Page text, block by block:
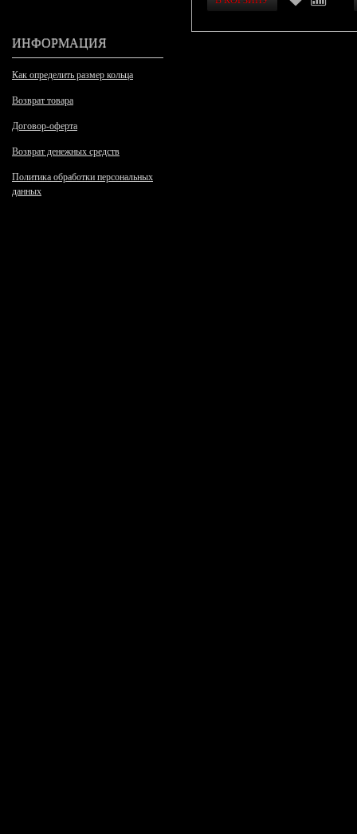
ИНФОРМАЦИЯ
Как определить размер кольца
Возврат товара
Договор-оферта
Возврат денежных средств
Политика обработки персональных
данных